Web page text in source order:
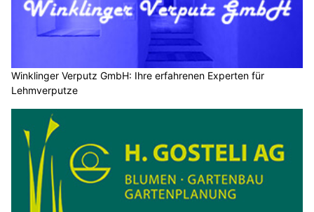
Winklinger Verputz GmbH: Ihre erfahrenen Experten für
Lehmverputze